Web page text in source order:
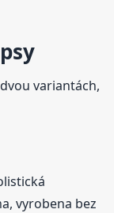
variantách,
vyrobena bez